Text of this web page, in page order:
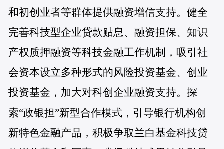
和初创业者等群体提供融资增信支持。健全
完善科技型企业贷款贴息、融资担保、知识
产权质押融资等科技金融工作机制，吸引社
会资本设立多种形式的风险投资基金、创业
投资基金，加大对科创企业融资支持。探
索“政银担”新型合作模式，引导银行机构创
新特色金融产品，积极争取兰白基金科技贷